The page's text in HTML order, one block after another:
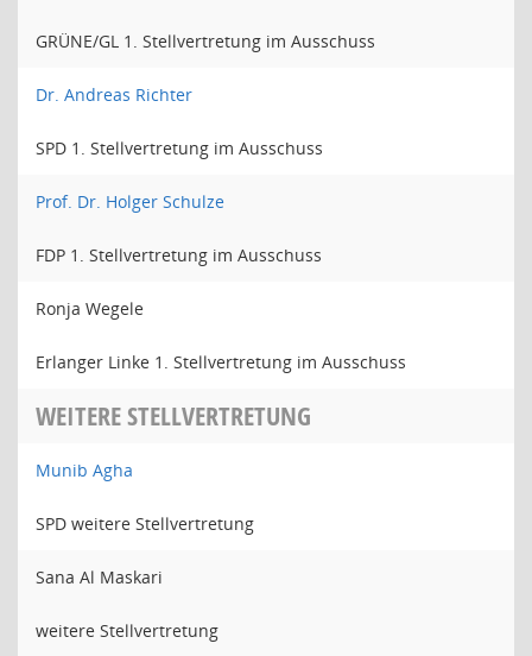
GRÜNE/GL 1. Stellvertretung im Ausschuss
Dr. Andreas Richter
SPD 1. Stellvertretung im Ausschuss
Prof. Dr. Holger Schulze
FDP 1. Stellvertretung im Ausschuss
Ronja Wegele
Erlanger Linke 1. Stellvertretung im Ausschuss
WEITERE STELLVERTRETUNG
Munib Agha
SPD weitere Stellvertretung
Sana Al Maskari
weitere Stellvertretung